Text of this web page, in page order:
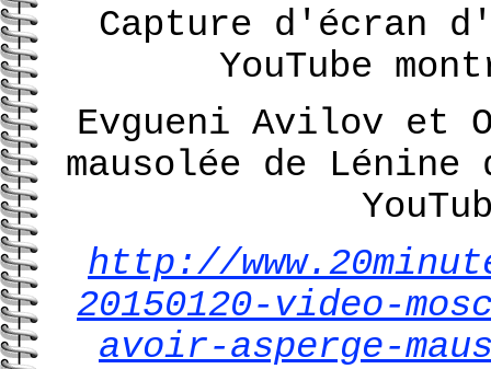
Capture d'écran
YouTube
Evgueni Avilov et
mausolée de
http://
20150120-video-
avoir-asperge-